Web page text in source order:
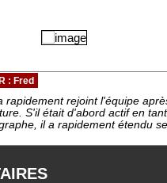
: Fred
rapidement rejoint l'équipe
S'il était d'abord actif en
il a rapidement étendu